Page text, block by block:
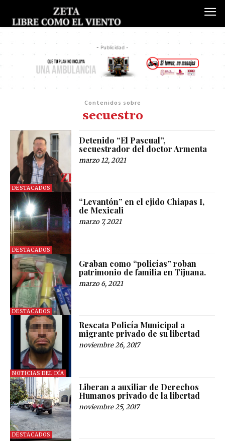
- Publicidad -
Contenidos sobre
secuestro
DESTACADOS
Detenido “El Pascual”,
secuestrador del doctor Armenta
marzo 12, 2021
DESTACADOS
“Levantón” en el ejido Chiapas I,
de Mexicali
marzo 7, 2021
DESTACADOS
Graban como “policías” roban
patrimonio de familia en Tijuana.
marzo 6, 2021
NOTICIAS DEL DÍA
Rescata Policía Municipal a
migrante privado de su libertad
noviembre 26, 2017
DESTACADOS
Liberan a auxiliar de Derechos
Humanos privado de la libertad
noviembre 25, 2017